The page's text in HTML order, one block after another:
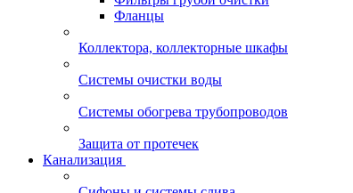
Фланцы
Коллектора, коллекторные шкафы
Системы очистки воды
Системы обогрева трубопроводов
Защита от протечек
Канализация